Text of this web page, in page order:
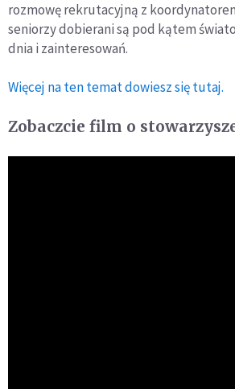
rozmowę rekrutacyjną z
seniorzy dobierani są pod kątem
dnia i zainteresowań.
Więcej na ten temat dowiesz się tutaj.
Zobaczcie film o